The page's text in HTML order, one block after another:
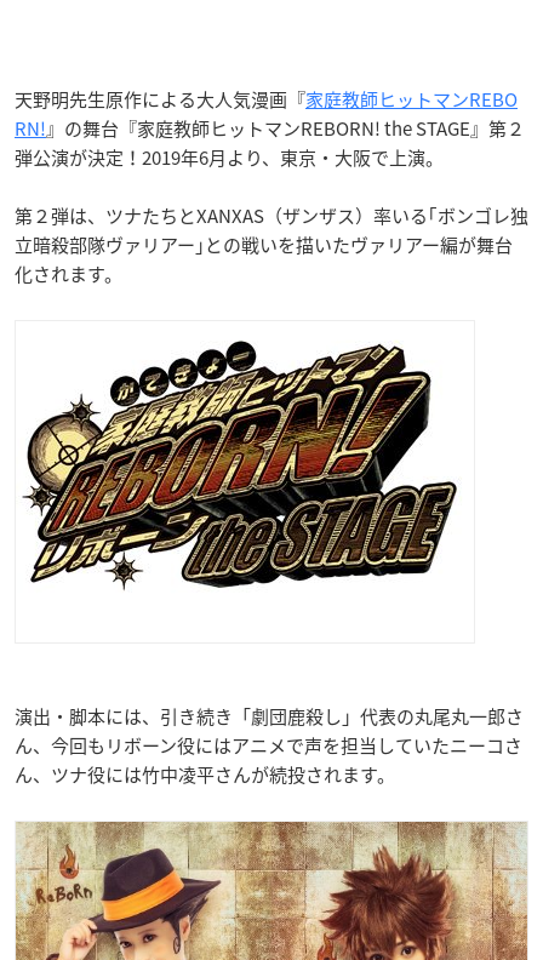
天野明先生原作による大人気漫画『家庭教師ヒットマンREBO
RN!』の舞台『家庭教師ヒットマンREBORN! the STAGE』第２
弾公演が決定！2019年6月より、東京・大阪で上演。
第２弾は、ツナたちとXANXAS（ザンザス）率いる｢ボンゴレ独
立暗殺部隊ヴァリアー｣との戦いを描いたヴァリアー編が舞台
化されます。
演出・脚本には、引き続き「劇団鹿殺し」代表の丸尾丸一郎さ
ん、今回もリボーン役にはアニメで声を担当していたニーコさ
ん、ツナ役には竹中凌平さんが続投されます。